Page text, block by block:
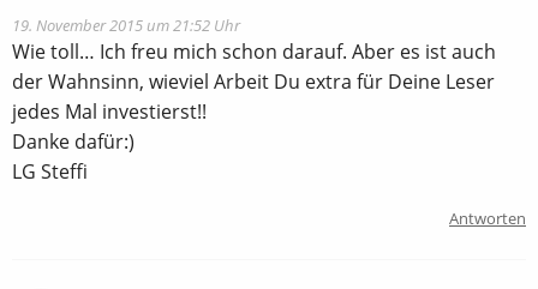
19. November 2015 um 21:52 Uhr
Wie toll… Ich freu mich schon darauf. Aber es ist auch
der Wahnsinn, wieviel Arbeit Du extra für Deine Leser
jedes Mal investierst!!
Danke dafür:)
LG Steffi
Antworten